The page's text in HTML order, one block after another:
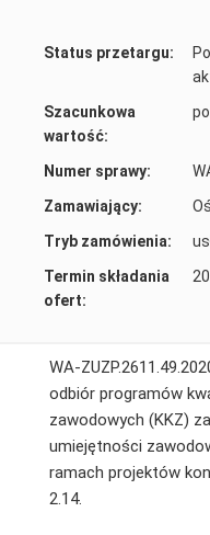
Status przetargu:
Szacunkowa
wartość:
Numer sprawy:
Zamawiający:
Tryb zamówienia:
Termin składania
ofert:
WA-
odbiór programów
zawodowych (KKZ)
umiejętności
ramach projektów
2.14.